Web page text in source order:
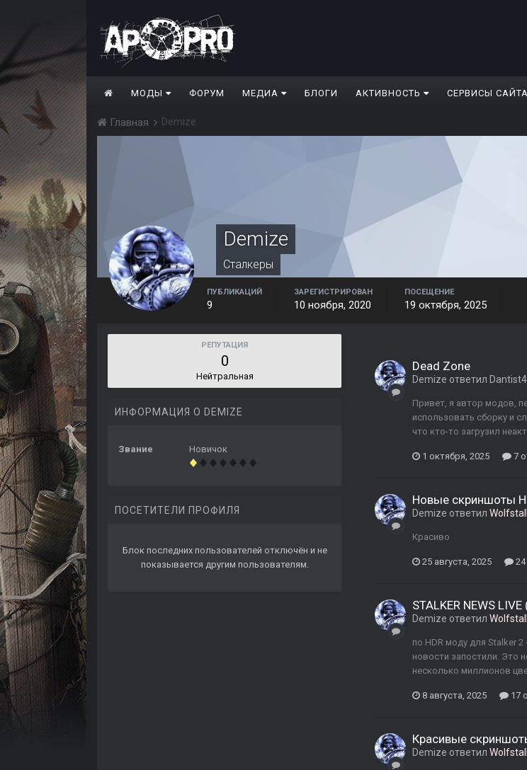
МОДЫ ФОРУМ МЕДИА БЛОГИ АКТИВНОСТЬ СЕРВИСЫ САЙТА
Главная Demize
Demize
Сталкеры
ПУБЛИКАЦИЙ
9
ЗАРЕГИСТРИРОВАН
10 ноября, 2020
ПОСЕЩЕНИЕ
19 октября, 2025
РЕПУТАЦИЯ
0
Нейтральная
ИНФОРМАЦИЯ О DEMIZE
Звание Новичок
ПОСЕТИТЕЛИ ПРОФИЛЯ
Блок последних пользователей отключён и не
показывается другим пользователям.
Dead Zone
Demize ответил
Привет, я автор модов,
использовать сборку и
что кто-то загрузил
1 октября, 2025 7
Новые скриншоты
Demize ответил
Красиво
25 августа, 2025
STALKER NEWS
Demize ответил
по HDR моду для Stalker
новости запостили. Это
несколько миллионов
8 августа, 2025 17
Красивые
Demize ответил